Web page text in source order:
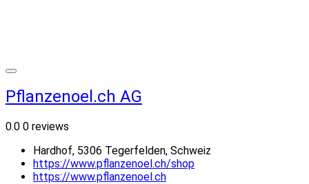
Pflanzenoel.ch AG
0.0 0 reviews
Hardhof, 5306 Tegerfelden, Schweiz
https://www.pflanzenoel.ch/shop
https://www.pflanzenoel.ch